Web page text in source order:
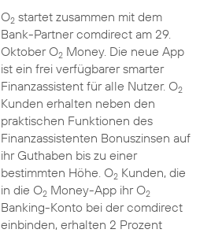
O2startet zusammen mit dem
Bank-Partner comdirect am 29.
Oktober O2Money. Die neue App
ist ein frei verfügbarer smarter
Finanzassistent für alle Nutzer. O2
Kunden erhalten neben den
praktischen Funktionen des
Finanzassistenten Bonuszinsen auf
ihr Guthaben bis zu einer
bestimmten Höhe. O2Kunden, die
in die O2Money-App ihr O2
Banking-Konto bei der comdirect
einbinden, erhalten 2 Prozent